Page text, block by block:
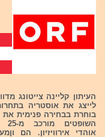
העיתון קליינה צייטונג
אוהדי אירוויזיון. הם